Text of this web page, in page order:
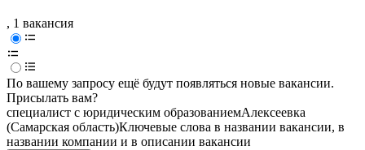
, 1 вакансия
По вашему запросу ещё будут появляться новые вакансии.
Присылать вам?
специалист с юридическим образованиемАлексеевка
(Самарская область)Ключевые слова в названии вакансии, в
названии компании и в описании вакансии